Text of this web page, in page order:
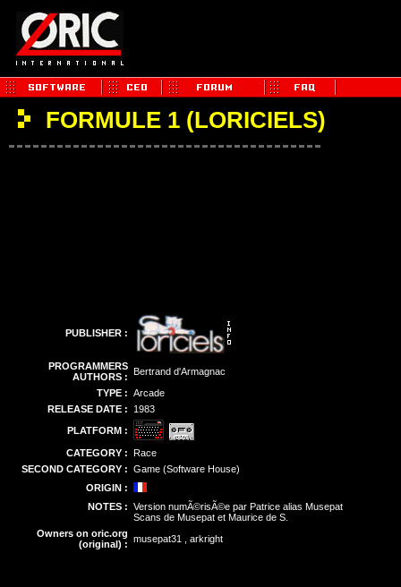
FORMULE 1 (LORICIELS)
PUBLISHER :
PROGRAMMERS
AUTHORS : Bertrand d'Armagnac
TYPE : Arcade
RELEASE DATE :
1983
PLATFORM :
CATEGORY : Race
SECOND CATEGORY : Game (Software House)
ORIGIN :
NOTES : Version numÃ©risÃ©e par Patrice alias Musepat
Scans de Musepat et Maurice de S.
Owners on oric.org
(original) : musepat31 , arkright